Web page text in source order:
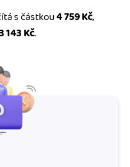
s částkou4 759 Kč,
143 Kč.